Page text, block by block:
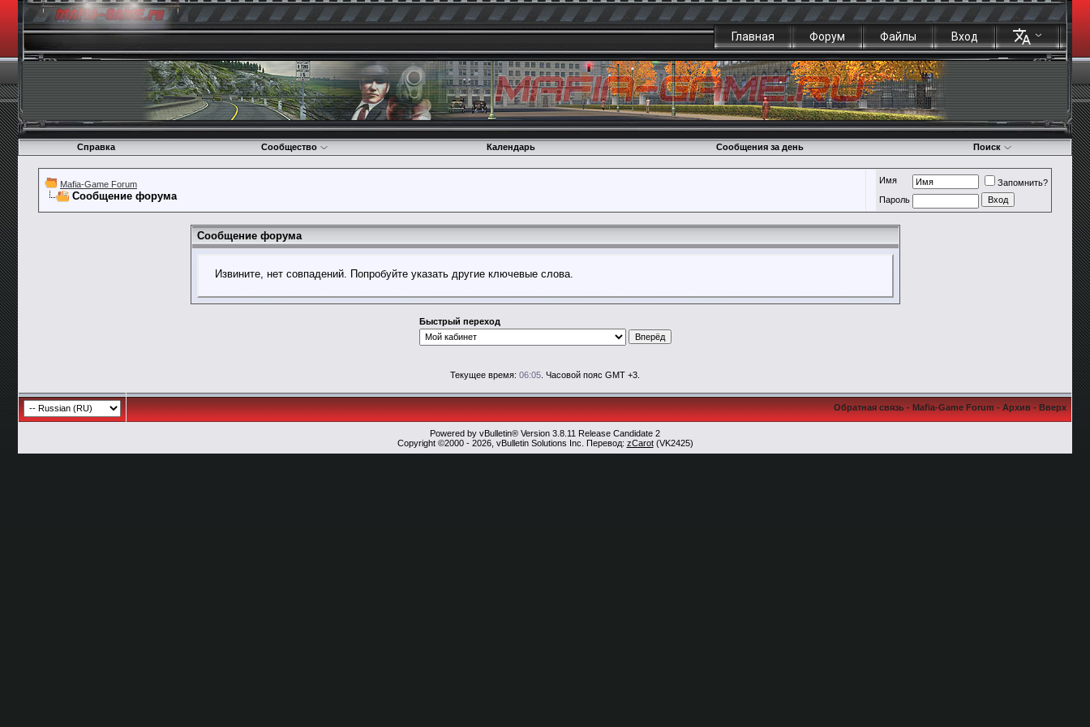
Главная Форум Файлы Вход
Справка Сообщество Календарь Сообщения за день Поиск
Mafia-Game Forum
Сообщение форума
Имя
Запомнить?
Пароль
Сообщение форума
Извините, нет совпадений. Попробуйте указать другие ключевые слова.
Быстрый переход
Текущее время: 06:05 . Часовой пояс GMT +3.
Обратная связь-Mafia-Game Forum-Архив-Вверх
Powered by vBulletin® Version 3.8.11 Release Candidate 2
Copyright ©2000 - 2026, vBulletin Solutions Inc. Перевод: zCarot(VK2425)